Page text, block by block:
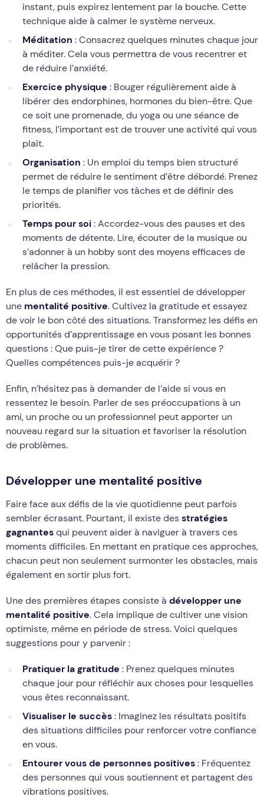
instant, puis expirez lentement par la bouche. Cette
technique aide à calmer le système nerveux.
Méditation : Consacrez quelques minutes chaque jour
à méditer. Cela vous permettra de vous recentrer et
de réduire l’anxiété.
Exercice physique : Bouger régulièrement aide à
libérer des endorphines, hormones du bien-être. Que
ce soit une promenade, du yoga ou une séance de
fitness, l’important est de trouver une activité qui vous
plaît.
Organisation : Un emploi du temps bien structuré
permet de réduire le sentiment d’être débordé. Prenez
le temps de planifier vos tâches et de définir des
priorités.
Temps pour soi: Accordez-vous des pauses et des
moments de détente. Lire, écouter de la musique ou
s’adonner à un hobby sont des moyens efficaces de
relâcher la pression.
En plus de ces méthodes, il est essentiel de développer
une mentalité positive. Cultivez la gratitude et essayez
de voir le bon côté des situations. Transformez les défis en
opportunités d’apprentissage en vous posant les bonnes
questions : Que puis-je tirer de cette expérience ?
Quelles compétences puis-je acquérir ?
Enfin, n’hésitez pas à demander de l’aide si vous en
ressentez le besoin. Parler de ses préoccupations à un
ami, un proche ou un professionnel peut apporter un
nouveau regard sur la situation et favoriser la résolution
de problèmes.
Développer une mentalité positive
Faire face aux défis de la vie quotidienne peut parfois
sembler écrasant. Pourtant, il existe desstratégies
gagnantesqui peuvent aider à naviguer à travers ces
moments difficiles. En mettant en pratique ces approches,
chacun peut non seulement surmonter les obstacles, mais
également en sortir plus fort.
Une des premières étapes consiste à développer une
mentalité positive. Cela implique de cultiver une vision
optimiste, même en période de stress. Voici quelques
suggestions pour y parvenir :
Pratiquer la gratitude : Prenez quelques minutes
chaque jour pour réfléchir aux choses pour lesquelles
vous êtes reconnaissant.
Visualiser le succès: Imaginez les résultats positifs
des situations difficiles pour renforcer votre confiance
en vous.
Entourer vous de personnes positives: Fréquentez
des personnes qui vous soutiennent et partagent des
vibrations positives.